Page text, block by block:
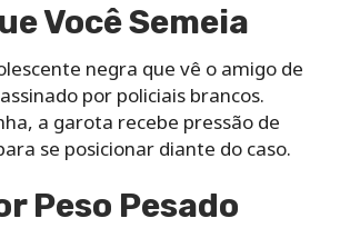
Você Semeia
negra que vê o amigo de
por policiais brancos.
a garota recebe pressão de
se posicionar diante do caso.
Peso Pesado